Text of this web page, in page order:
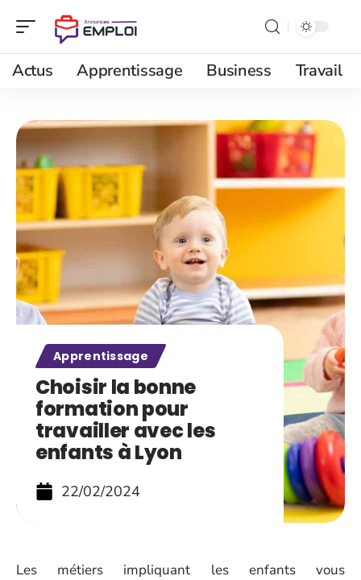
Actus Apprentissage Business Travail
Apprentissage
Choisir la bonne
formation pour
travailler avec les
enfants à Lyon
22/02/2024
Les métiers impliquant les enfants vous